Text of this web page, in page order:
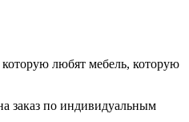
мебель, которую